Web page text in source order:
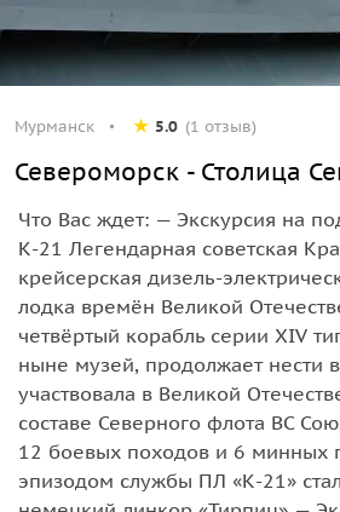
Мурманск 5.0 (1 отзыв)
Североморск - Столица
Что Вас ждет: — Экскурсия на
К-21 Легендарная советская
крейсерская дизель-
лодка времён Великой
четвёртый корабль серии XIV
ныне музей, продолжает нести
участвовала в Великой
составе Северного флота ВС
12 боевых походов и 6 минных
эпизодом службы ПЛ «К-21»